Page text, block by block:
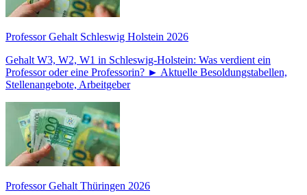
Professor Gehalt Schleswig Holstein 2026
Gehalt W3, W2, W1 in Schleswig-Holstein: Was verdient ein
Professor oder eine Professorin? ► Aktuelle Besoldungstabellen,
Stellenangebote, Arbeitgeber
Professor Gehalt Thüringen 2026